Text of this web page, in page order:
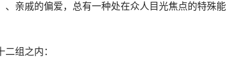
亲戚的偏爱，总有一种处在众人目光焦点的特殊能
组之内：